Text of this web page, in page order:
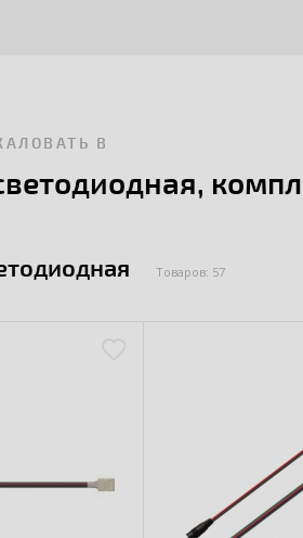
В
Товаров: 57